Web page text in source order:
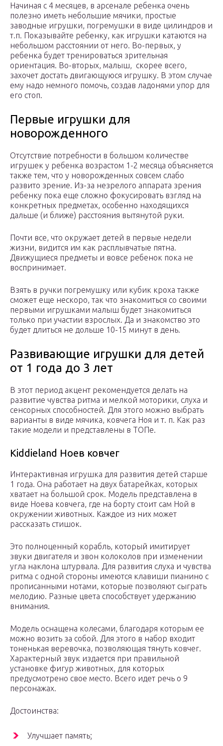
Начиная с 4 месяцев, в арсенале ребенка очень
полезно иметь небольшие мячики, простые
заводные игрушки, погремушки в виде цилиндров и
т.п. Показывайте ребенку, как игрушки катаются на
небольшом расстоянии от него. Во-первых, у
ребенка будет тренироваться зрительная
ориентация. Во-вторых, малыш, скорее всего,
захочет достать двигающуюся игрушку. В этом случае
ему надо немного помочь, создав ладонями упор для
его стоп.
Первые игрушки для
новорожденного
Отсутствие потребности в большом количестве
игрушек у ребенка возрастом 1-2 месяца объясняется
также тем, что у новорожденных совсем слабо
развито зрение. Из-за незрелого аппарата зрения
ребенку пока еще сложно фокусировать взгляд на
конкретных предметах, особенно находящихся
дальше (и ближе) расстояния вытянутой руки.
Почти все, что окружает детей в первые недели
жизни, видится им как расплывчатые пятна.
Движущиеся предметы и вовсе ребенок пока не
воспринимает.
Взять в ручки погремушку или кубик кроха также
сможет еще нескоро, так что знакомиться со своими
первыми игрушками малыш будет знакомиться
только при участии взрослых. Да и знакомство это
будет длиться не дольше 10-15 минут в день.
Развивающие игрушки для детей
от 1 года до 3 лет
В этот период акцент рекомендуется делать на
развитие чувства ритма и мелкой моторики, слуха и
сенсорных способностей. Для этого можно выбрать
варианты в виде мячика, ковчега Ноя и т. п. Как раз
такие модели и представлены в ТОПе.
Kiddieland Ноев ковчег
Интерактивная игрушка для развития детей старше
1 года. Она работает на двух батарейках, которых
хватает на большой срок. Модель представлена в
виде Ноева ковчега, где на борту стоит сам Ной в
окружении животных. Каждое из них может
рассказать стишок.
Это полноценный корабль, который имитирует
звуки двигателя и звон колоколов при изменении
угла наклона штурвала. Для развития слуха и чувства
ритма с одной стороны имеются клавиши пианино с
прописанными нотами, которые позволяют сыграть
мелодию. Разные цвета способствует удержанию
внимания.
Модель оснащена колесами, благодаря которым ее
можно возить за собой. Для этого в набор входит
тоненькая веревочка, позволяющая тянуть ковчег.
Характерный звук издается при правильной
установке фигур животных, для которых
предусмотрено свое место. Всего идет речь о 9
персонажах.
Достоинства:
Улучшает память;